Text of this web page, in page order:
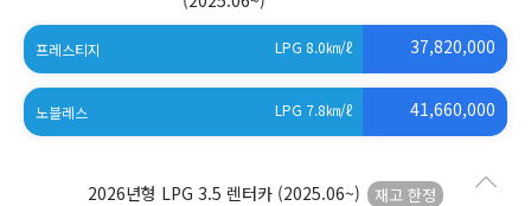
프레스티지 LPG 8.0㎞/ℓ 37,820,000
노블레스 LPG 7.8㎞/ℓ 41,660,000
2026년형 LPG 3.5 렌터카 (2025.06~)